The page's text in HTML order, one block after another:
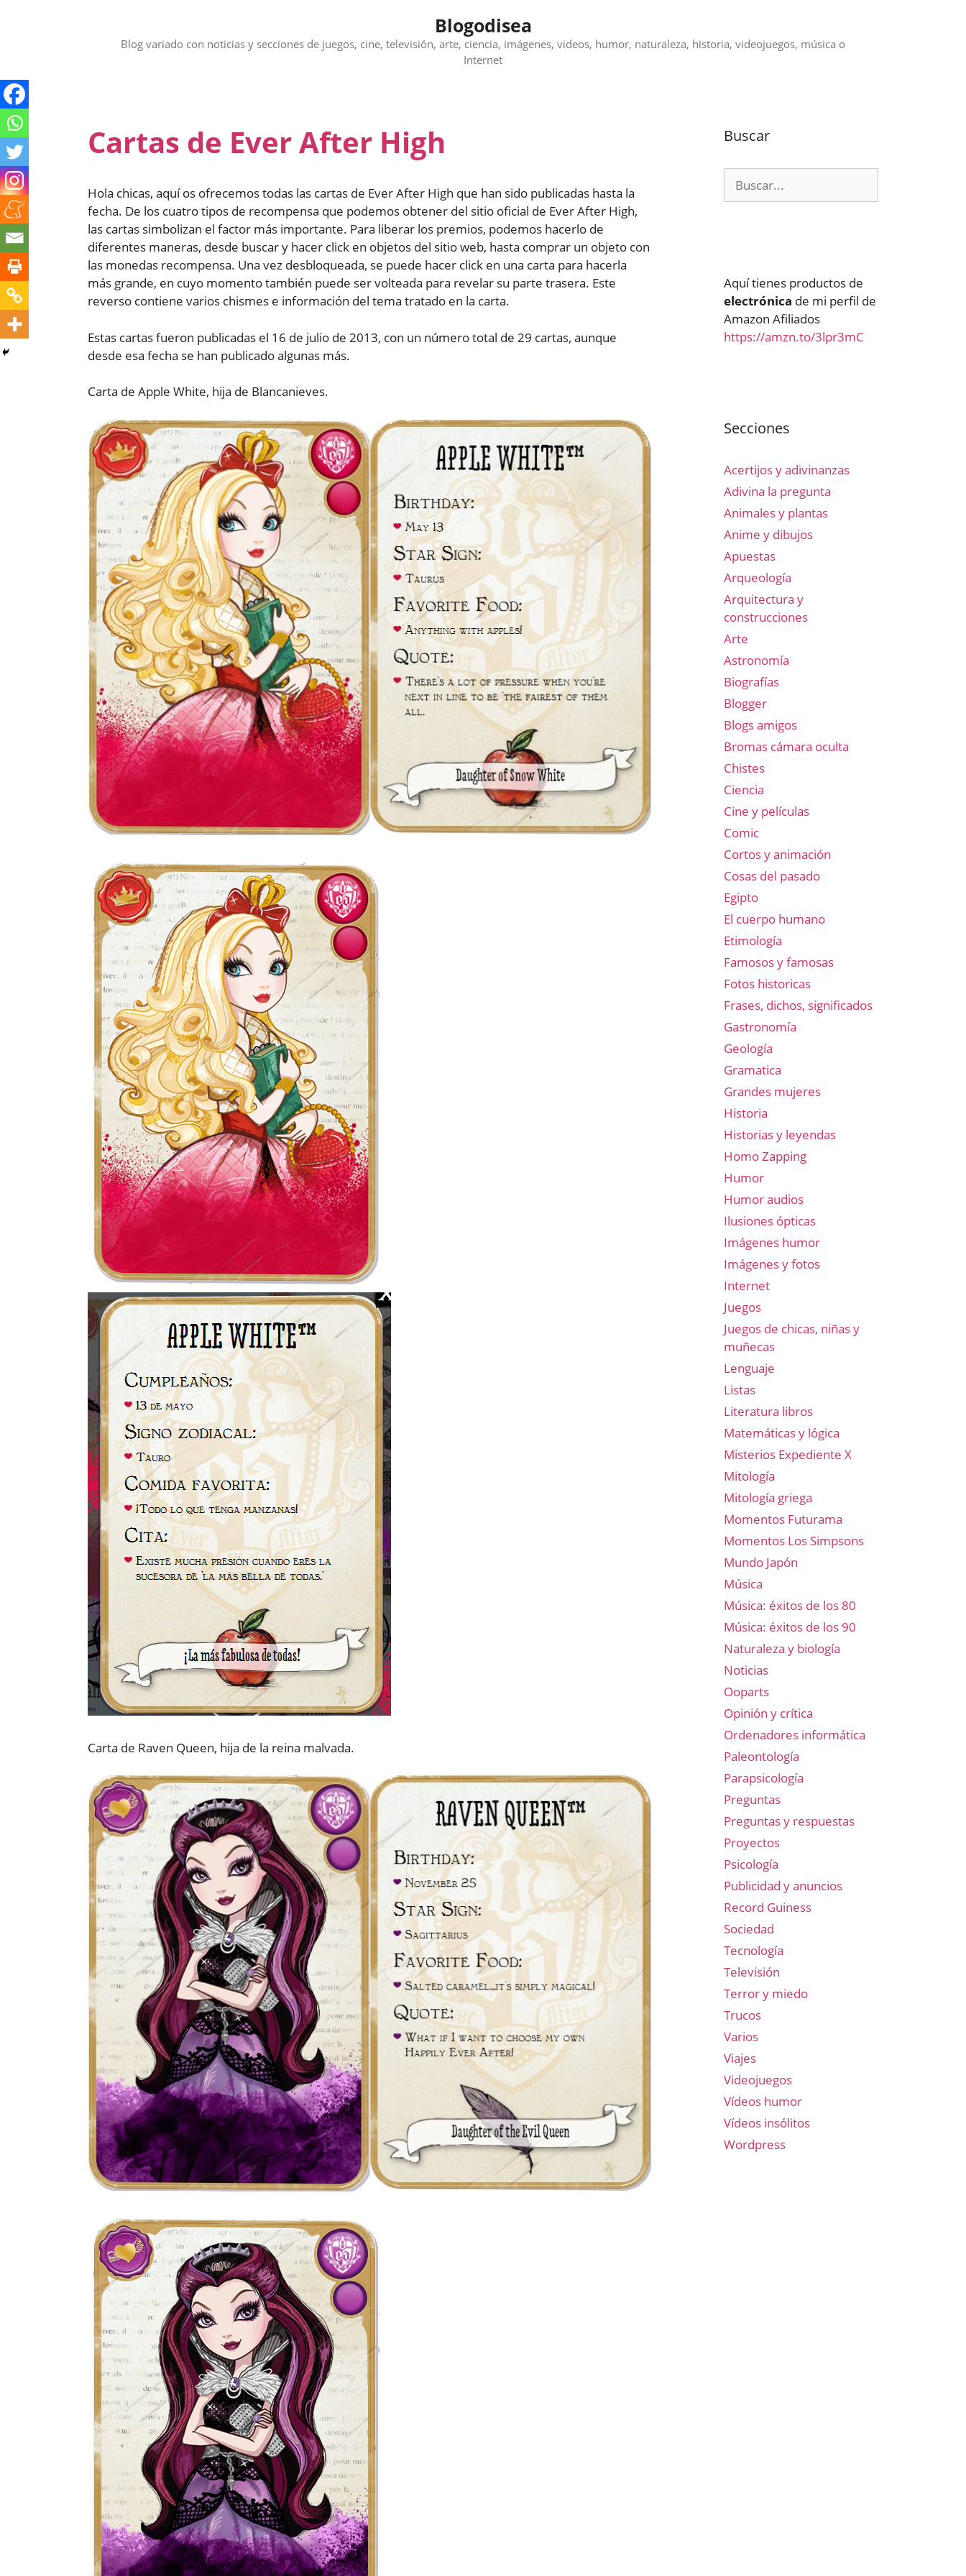
Blogodisea
Blog variado con noticias y secciones de juegos, cine, televisión, arte, ciencia, imágenes, videos, humor, naturaleza, historia, videojuegos, música o
Internet
Cartas de Ever After High
Hola chicas, aquí os ofrecemos todas las cartas de Ever After High que han sido publicadas hasta la
fecha. De los cuatro tipos de recompensa que podemos obtener del sitio oficial de Ever After High,
las cartas simbolizan el factor más importante. Para liberar los premios, podemos hacerlo de
diferentes maneras, desde buscar y hacer click en objetos del sitio web, hasta comprar un objeto con
las monedas recompensa. Una vez desbloqueada, se puede hacer click en una carta para hacerla
más grande, en cuyo momento también puede ser volteada para revelar su parte trasera. Este
reverso contiene varios chismes e información del tema tratado en la carta.
Estas cartas fueron publicadas el 16 de julio de 2013, con un número total de 29 cartas, aunque
desde esa fecha se han publicado algunas más.
Carta de Apple White, hija de Blancanieves.
Carta de Raven Queen, hija de la reina malvada.
Buscar
Aquí tienes productos de
electrónica de mi perfil de
Amazon Afiliados
https://amzn.to/3lpr3mC
Secciones
Acertijos y adivinanzas
Adivina la pregunta
Animales y plantas
Anime y dibujos
Apuestas
Arqueología
Arquitectura y
construcciones
Arte
Astronomía
Biografías
Blogger
Blogs amigos
Bromas cámara oculta
Chistes
Ciencia
Cine y películas
Comic
Cortos y animación
Cosas del pasado
Egipto
El cuerpo humano
Etimología
Famosos y famosas
Fotos historicas
Frases, dichos, significados
Gastronomía
Geología
Gramatica
Grandes mujeres
Historia
Historias y leyendas
Homo Zapping
Humor
Humor audios
Ilusiones ópticas
Imágenes humor
Imágenes y fotos
Internet
Juegos
Juegos de chicas, niñas y
muñecas
Lenguaje
Listas
Literatura libros
Matemáticas y lógica
Misterios Expediente X
Mitología
Mitología griega
Momentos Futurama
Momentos Los Simpsons
Mundo Japón
Música
Música: éxitos de los 80
Música: éxitos de los 90
Naturaleza y biología
Noticias
Ooparts
Opinión y crítica
Ordenadores informática
Paleontología
Parapsicología
Preguntas
Preguntas y respuestas
Proyectos
Psicología
Publicidad y anuncios
Record Guiness
Sociedad
Tecnología
Televisión
Terror y miedo
Trucos
Varios
Viajes
Videojuegos
Vídeos humor
Vídeos insólitos
Wordpress